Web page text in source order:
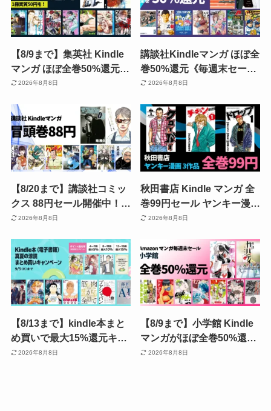
お買い得
【8/9まで】集英社 Kindle
マンガ ほぼ全巻50%還元
《毎週末セール》実質50円
ドの功罪／ドッグスレッド
／忘却バッテリー
2026年8月8日
講談社Kindleマンガ ほぼ全
巻50%還元《毎週末セー
ル》ひゃくえむ。／はねバ
たたぶ／グラゼニ／頭文字
Ｄ 超合本版
2026年8月8日
【8/20まで】講談社コミッ
クス 88円セール開催中！
『ザ・ファブル』『転ス
騎士』など人気作が最大3
巻88円
2026年8月8日
秋田書店 Kindle マンガ 全
巻99円セール ヤンキー漫画
『クローバー』『チキン』
追加 |『いんブラ!』『Gran
Familia』は8/12まで
2026年8月8日
【8/13まで】kindle本まと
め買いで最大15%還元キャ
ンペーン《弟2週目》 | マン
2026年8月8日
【8/9まで】小学館 Kindle
マンガがほぼ全巻50%還元
《毎週末セール》一勝千金
2026年8月8日